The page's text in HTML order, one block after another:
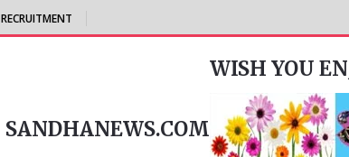
RECRUITMENT
WISH YOU
SANDHANEWS.COM